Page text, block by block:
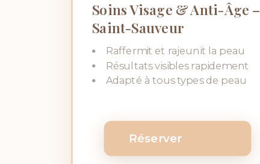
Soins Visage & Anti-Âge –
Saint-Sauveur
Raffermit et rajeunit la peau
Résultats visibles rapidement
Adapté à tous types de peau
Réserver